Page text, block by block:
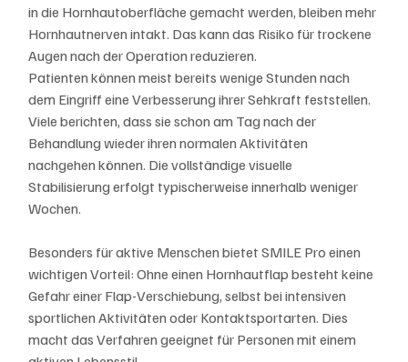
in die Hornhautoberfläche gemacht werden, bleiben mehr
Hornhautnerven intakt. Das kann das Risiko für trockene
Augen nach der Operation reduzieren.
Patienten können meist bereits wenige Stunden nach
dem Eingriff eine Verbesserung ihrer Sehkraft feststellen.
Viele berichten, dass sie schon am Tag nach der
Behandlung wieder ihren normalen Aktivitäten
nachgehen können. Die vollständige visuelle
Stabilisierung erfolgt typischerweise innerhalb weniger
Wochen.
Besonders für aktive Menschen bietet SMILE Pro einen
wichtigen Vorteil: Ohne einen Hornhautflap besteht keine
Gefahr einer Flap-Verschiebung, selbst bei intensiven
sportlichen Aktivitäten oder Kontaktsportarten. Dies
macht das Verfahren geeignet für Personen mit einem